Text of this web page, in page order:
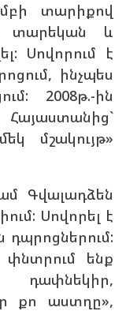
տարիքով
տարեկան և
Սովորում է
ինչպես
2008թ.-ին
մշակույթ»
Գվալադձեն
Սովորել է
փնտրում ենք
դափնեկիր,
քո աստղը»,